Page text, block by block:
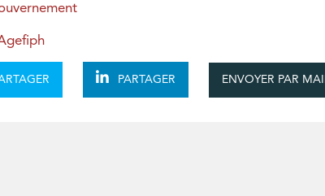
PARTAGER ENVOYER PAR MAIL